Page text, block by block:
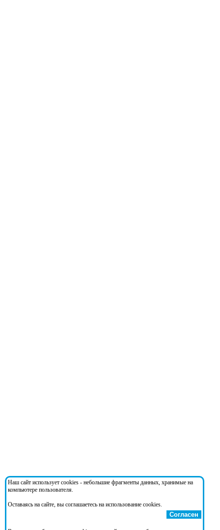
Наш сайт использует cookies - небольшие фрагменты данных, хранимые на
компьютере пользователя.
Оставаясь на сайте, вы соглашаетесь на использование cookies.
Согласен